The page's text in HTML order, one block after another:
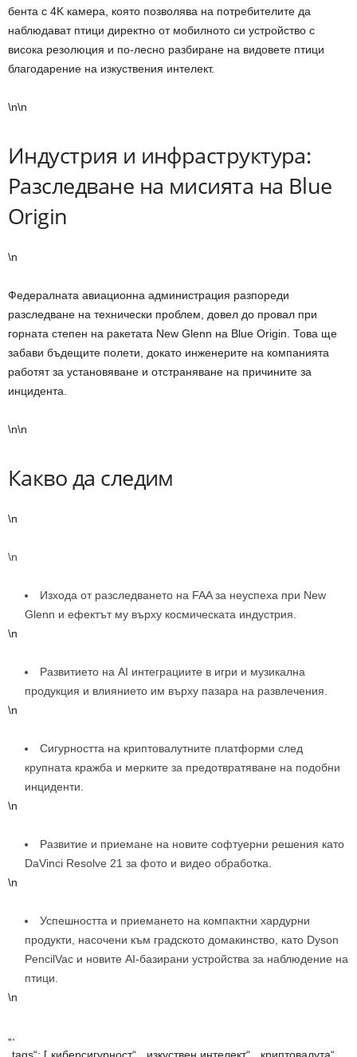
бента с 4K камера, която позволява на потребителите да
наблюдават птици директно от мобилното си устройство с
висока резолюция и по-лесно разбиране на видовете птици
благодарение на изкуствения интелект.
\n\n
Индустрия и инфраструктура:
Разследване на мисията на Blue
Origin
\n
Федералната авиационна администрация разпореди
разследване на технически проблем, довел до провал при
горната степен на ракетата New Glenn на Blue Origin. Това ще
забави бъдещите полети, докато инженерите на компанията
работят за установяване и отстраняване на причините за
инцидента.
\n\n
Какво да следим
\n
\n
Изхода от разследването на FAA за неуспеха при New
Glenn и ефектът му върху космическата индустрия.
\n
Развитието на AI интеграциите в игри и музикална
продукция и влиянието им върху пазара на развлечения.
\n
Сигурността на криптовалутните платформи след
крупната кражба и мерките за предотвратяване на подобни
инциденти.
\n
Развитие и приемане на новите софтуерни решения като
DaVinci Resolve 21 за фото и видео обработка.
\n
Успешността и приемането на компактни хардурни
продукти, насочени към градското домакинство, като Dyson
PencilVac и новите AI-базирани устройства за наблюдение на
птици.
\n
„tags“: [„киберсигурност“, „изкуствен интелект“, „криптовалута“,